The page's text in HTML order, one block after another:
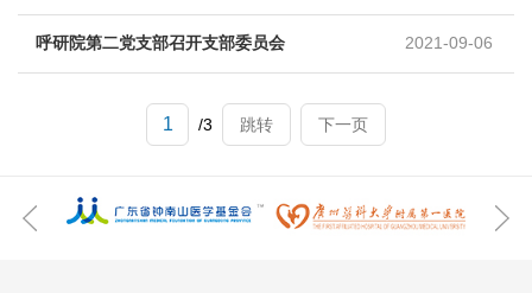
呼研院第二党支部召开支部委员会 2021-09-06
/3 跳转 下一页